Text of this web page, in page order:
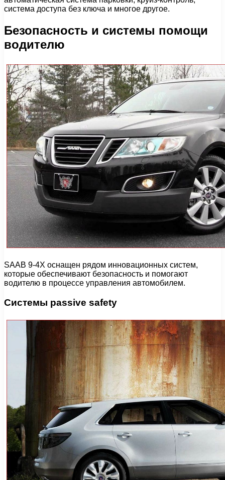
система доступа без ключа и многое другое.
Безопасность и системы помощи
водителю
SAAB 9-4X оснащен рядом инновационных систем,
которые обеспечивают безопасность и помогают
водителю в процессе управления автомобилем.
Системы passivе safety